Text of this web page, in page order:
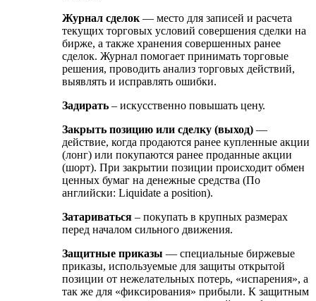
Журнал сделок— место для записей и расчета
текущих торговых условий совершения сделки на
бирже, а также хранения совершенных ранее
сделок. Журнал помогает принимать торговые
решения, проводить анализ торговых действий,
выявлять и исправлять ошибки.
Задирать – искусственно повышать цену.
Закрыть позицию или сделку (выход) —
действие, когда продаются ранее купленные акции
(лонг) или покупаются ранее проданные акции
(шорт). При закрытии позиции происходит обмен
ценных бумаг на денежные средства (По
английски: Liquidate a position).
Затариваться – покупать в крупных размерах
перед началом сильного движения.
Защитные приказы — специальные биржевые
приказы, используемые для защиты открытой
позиции от нежелательных потерь, «испарения», а
так же для «фиксирования» прибыли. К защитным